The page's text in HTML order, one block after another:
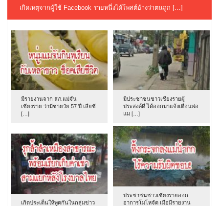
เกิดเหตุจากผู้ใช้ Facebook รายหนึ่งได้โพสต์อ้างว่าตนถูก […]
มีรายงานจาก สภ.แม่จัน
เชียงราย ว่ามีชายวัย 57 ปี เสียชี
[…]
มีประชาชนชาวเชียงรายผู้
ประสงค์ดี ได้ออกมาแจ้งเตือนพ่อ
แม […]
เกิดประเด็นให้พูดกันในกลุ่มข่าว
ประชาชนชาวเชียงรายออก
อาการโมโหจัด เมื่อมีรายงาน